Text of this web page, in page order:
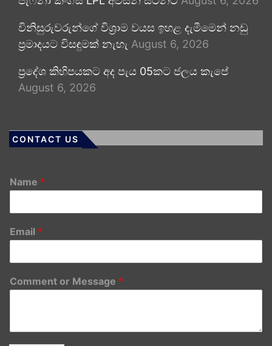
විනිසුරුවරුන්ගේ විශ්‍රාම වයස ඉහළ දැමීමෙන් නඩු
ප්‍රමාදයට විසඳුමක් නැහැ August 6, 2026
ප්‍රදේශ කිහිපයකට අද පැය 05කට ජලය කැපේ
August 6, 2026
CONTACT US
Name *
Email *
Comment or Message *